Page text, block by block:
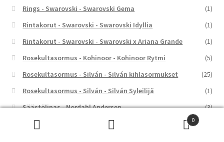
Rings - Swarovski - Swarovski Gema
(1)
Rintakorut - Swarovski - Swarovski Idyllia
(1)
Rintakorut - Swarovski - Swarovski x Ariana Grande
(1)
Rosekultasormus - Kohinoor - Kohinoor Rytmi
(5)
Rosekultasormus - Silván - Silván kihlasormukset
(25)
Rosekultasormus - Silván - Silván Syleilijä
(1)
Säästölipas - Nordahl Andersen
(3)
Säästölipas - Ykköslahjat
0